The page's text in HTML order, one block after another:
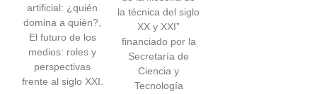
artificial: ¿quién
domina a quién?,
El futuro de los
medios: roles y
perspectivas
frente al siglo XXI.
la técnica del siglo
XX y XXI”
financiado por la
Secretaría de
Ciencia y
Tecnología